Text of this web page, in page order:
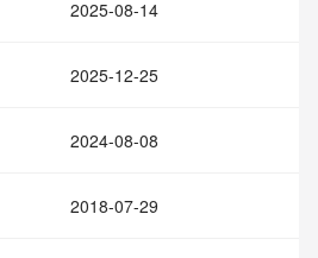
2025-08-14
2025-12-25
2024-08-08
2018-07-29